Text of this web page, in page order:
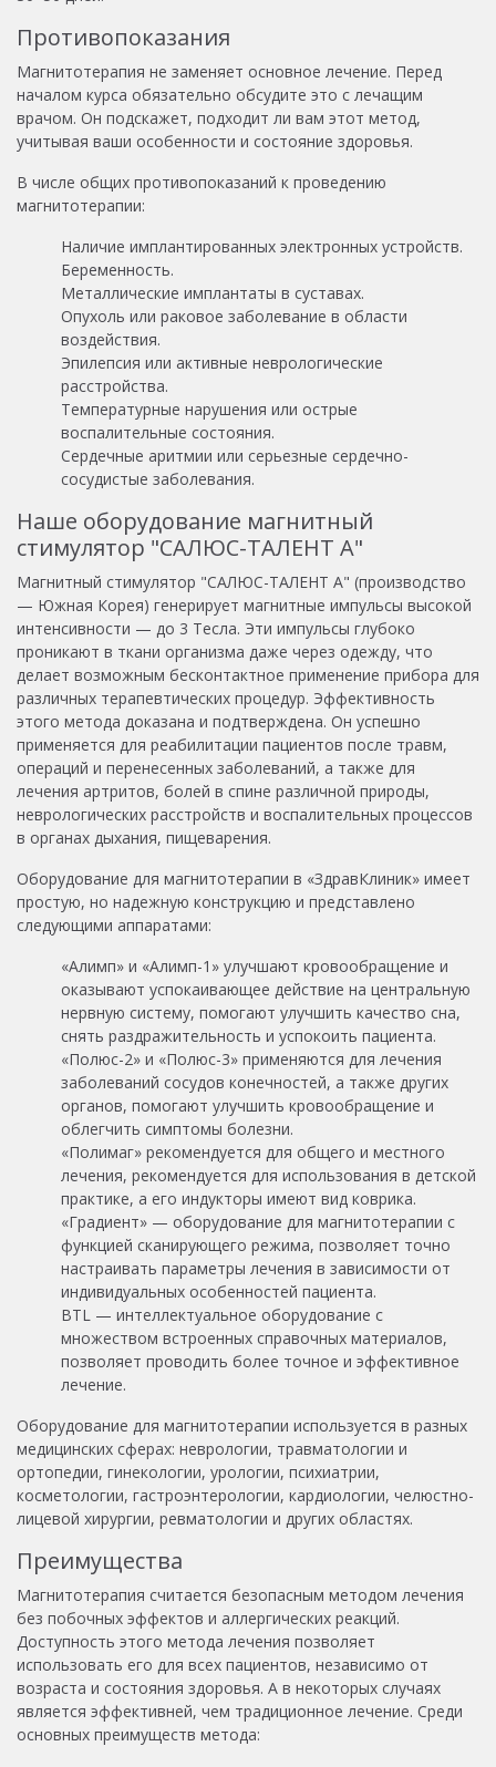
Противопоказания
Магнитотерапия не заменяет основное лечение. Перед
началом курса обязательно обсудите это с лечащим
врачом. Он подскажет, подходит ли вам этот метод,
учитывая ваши особенности и состояние здоровья.
В числе общих противопоказаний к проведению
магнитотерапии:
Наличие имплантированных электронных устройств.
Беременность.
Металлические имплантаты в суставах.
Опухоль или раковое заболевание в области
воздействия.
Эпилепсия или активные неврологические
расстройства.
Температурные нарушения или острые
воспалительные состояния.
Сердечные аритмии или серьезные сердечно-
сосудистые заболевания.
Наше оборудование магнитный
стимулятор "САЛЮС-ТАЛЕНТ A"
Магнитный стимулятор "САЛЮС-ТАЛЕНТ A" (производство
— Южная Корея) генерирует магнитные импульсы высокой
интенсивности — до 3 Тесла. Эти импульсы глубоко
проникают в ткани организма даже через одежду, что
делает возможным бесконтактное применение прибора для
различных терапевтических процедур. Эффективность
этого метода доказана и подтверждена. Он успешно
применяется для реабилитации пациентов после травм,
операций и перенесенных заболеваний, а также для
лечения артритов, болей в спине различной природы,
неврологических расстройств и воспалительных процессов
в органах дыхания, пищеварения.
Оборудование для магнитотерапии в «ЗдравКлиник» имеет
простую, но надежную конструкцию и представлено
следующими аппаратами:
«Алимп» и «Алимп-1» улучшают кровообращение и
оказывают успокаивающее действие на центральную
нервную систему, помогают улучшить качество сна,
снять раздражительность и успокоить пациента.
«Полюс-2» и «Полюс-3» применяются для лечения
заболеваний сосудов конечностей, а также других
органов, помогают улучшить кровообращение и
облегчить симптомы болезни.
«Полимаг» рекомендуется для общего и местного
лечения, рекомендуется для использования в детской
практике, а его индукторы имеют вид коврика.
«Градиент» — оборудование для магнитотерапии с
функцией сканирующего режима, позволяет точно
настраивать параметры лечения в зависимости от
индивидуальных особенностей пациента.
BTL — интеллектуальное оборудование с
множеством встроенных справочных материалов,
позволяет проводить более точное и эффективное
лечение.
Оборудование для магнитотерапии используется в разных
медицинских сферах: неврологии, травматологии и
ортопедии, гинекологии, урологии, психиатрии,
косметологии, гастроэнтерологии, кардиологии, челюстно-
лицевой хирургии, ревматологии и других областях.
Преимущества
Магнитотерапия считается безопасным методом лечения
без побочных эффектов и аллергических реакций.
Доступность этого метода лечения позволяет
использовать его для всех пациентов, независимо от
возраста и состояния здоровья. А в некоторых случаях
является эффективней, чем традиционное лечение. Среди
основных преимуществ метода: